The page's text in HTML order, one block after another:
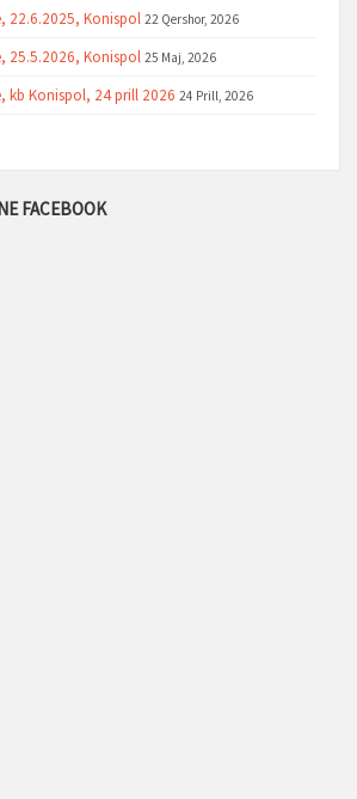
22.6.2025, Konispol 22 Qershor, 2026
25.5.2026, Konispol 25 Maj, 2026
kb Konispol, 24 prill 2026 24 Prill, 2026
FACEBOOK